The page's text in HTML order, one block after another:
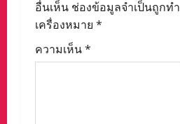
o
n
อื่นเห็น ช่องข้อมูลจำเป็นถูกทำ
เครื่องหมาย *
ความเห็น*